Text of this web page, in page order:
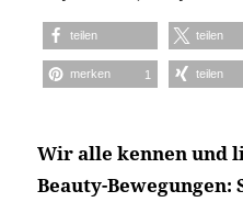
teilen teilen
merken 1 teilen
Wir alle kennen und
Beauty-